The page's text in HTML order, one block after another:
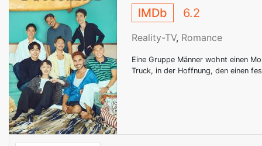
IMDb 6.2
Reality-TV, Romance
Eine Gruppe Männer wohnt einen
Truck, in der Hoffnung, den einen